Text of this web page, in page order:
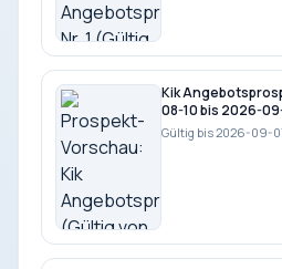
Kik
08-10 bis 2026-
Gültig bis 2026-09-